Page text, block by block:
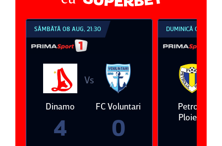
SÂMBĂTĂ 08 AUG, 21:30
Dinamo
4
Vs
FC Voluntari
0
DUMINICĂ 09 AUG,
Petrolul
Ploieşti